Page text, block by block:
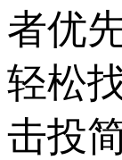
者优
轻松
击投